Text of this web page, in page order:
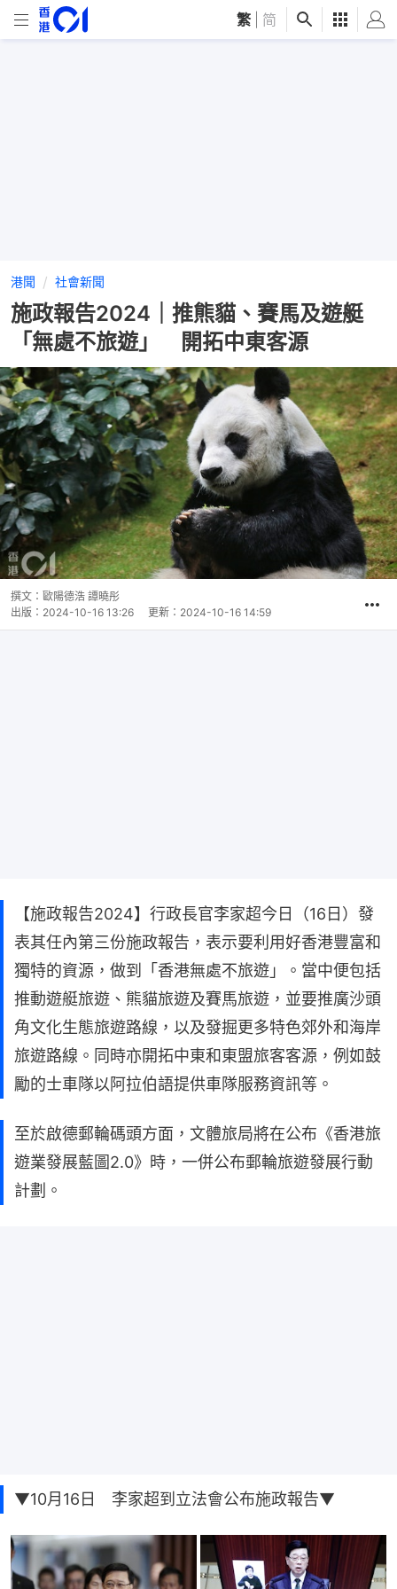
繁 简
港聞 社會新聞
施政報告2024｜推熊貓、賽馬及遊艇
「無處不旅遊」 開拓中東客源
撰文： 歐陽德浩 譚曉彤
出版： 2024-10-16 13:26 更新： 2024-10-16 14:59
【施政報告2024】行政長官李家超今日（16日）發
表其任內第三份施政報告，表示要利用好香港豐富和
獨特的資源，做到「香港無處不旅遊」。當中便包括
推動遊艇旅遊、熊貓旅遊及賽馬旅遊，並要推廣沙頭
角文化生態旅遊路線，以及發掘更多特色郊外和海岸
旅遊路線。同時亦開拓中東和東盟旅客客源，例如鼓
勵的士車隊以阿拉伯語提供車隊服務資訊等。
至於啟德郵輪碼頭方面，文體旅局將在公布《香港旅
遊業發展藍圖2.0》時，一併公布郵輪旅遊發展行動
計劃。
▼10月16日 李家超到立法會公布施政報告▼